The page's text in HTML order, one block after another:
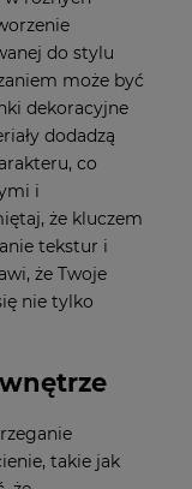
do stylu
może być
dekoracyjne
dodadzą
co
i
że kluczem
tekstur i
że Twoje
nie tylko
takie jak